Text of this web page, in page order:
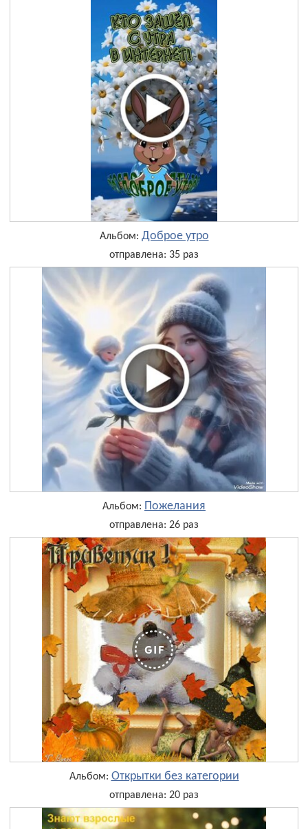
Альбом: Доброе утро
отправлена: 35 раз
Альбом: Пожелания
отправлена: 26 раз
Альбом: Открытки без категории
отправлена: 20 раз